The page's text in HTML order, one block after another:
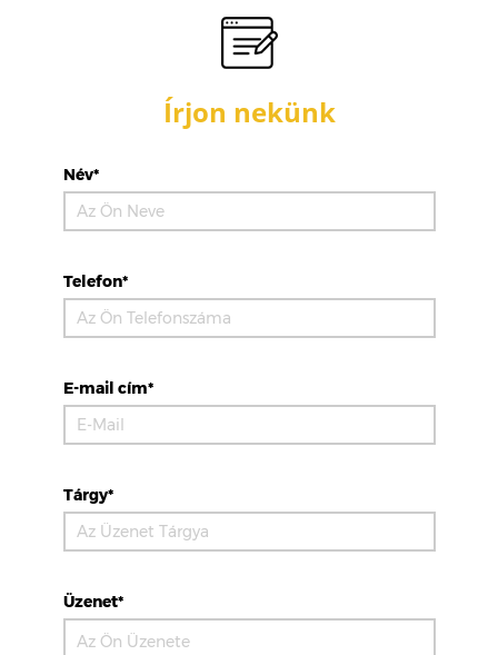
Írjon nekünk
Név*
Telefon*
E-mail cím*
Tárgy*
Üzenet*